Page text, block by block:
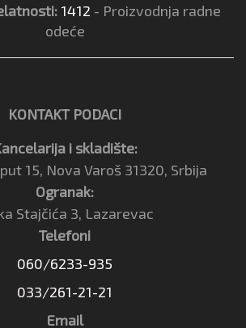
1412 - Proizvodnja radne
odeće
KONTAKT PODACI
i skladište:
15, Nova Varoš 31320, Srbija
Ogranak:
Stajčića 3, Lazarevac
Telefoni
060/6233-935
033/261-21-21
Email